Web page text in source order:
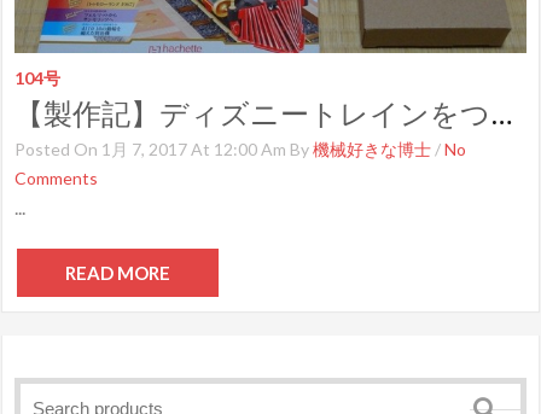
104号
【製作記】ディズニートレインをつくる 第１０４号
Posted On 1月 7, 2017 At 12:00 Am By機械好きな博士 /No
Comments
...
READ MORE